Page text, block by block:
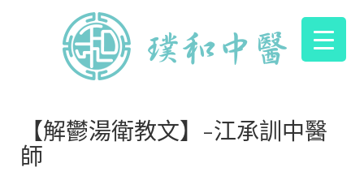
【解鬱湯衛教文】-江承訓中醫
師